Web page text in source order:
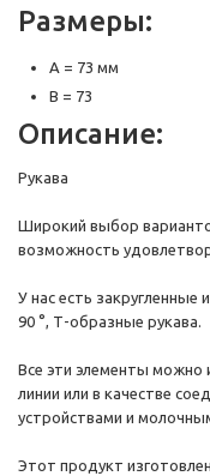
Размеры:
A = 73 мм
B = 73
Описание:
Рукава
Широкий выбор
возможность
У нас есть закругленные
90 °, Т-образные рукава.
Все эти элементы можно
линии или в качестве
устройствами и
Этот продукт